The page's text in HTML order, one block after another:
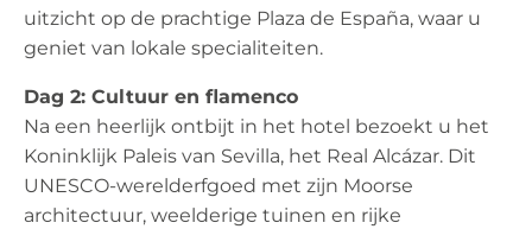
uitzicht op de prachtige Plaza de España, waar u
geniet van lokale specialiteiten.
Dag 2: Cultuur en flamenco
Na een heerlijk ontbijt in het hotel bezoekt u het
Koninklijk Paleis van Sevilla, het Real Alcázar. Dit
UNESCO-werelderfgoed met zijn Moorse
architectuur, weelderige tuinen en rijke